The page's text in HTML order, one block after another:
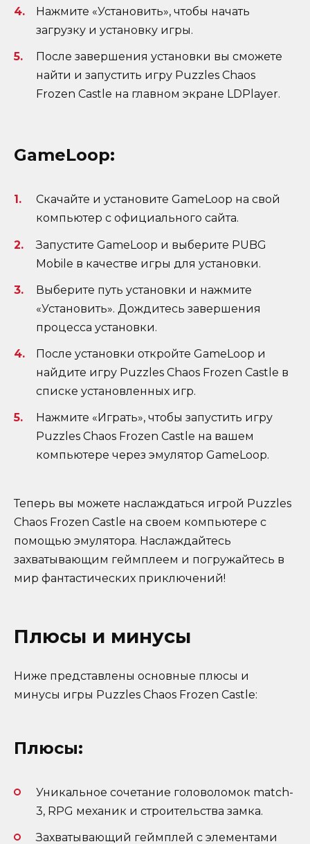
Нажмите «Установить», чтобы начать
загрузку и установку игры.
После завершения установки вы сможете
найти и запустить игру Puzzles Chaos
Frozen Castle на главном экране LDPlayer.
GameLoop:
Скачайте и установите GameLoop на свой
компьютер с официального сайта.
Запустите GameLoop и выберите PUBG
Mobile в качестве игры для установки.
Выберите путь установки и нажмите
«Установить». Дождитесь завершения
процесса установки.
После установки откройте GameLoop и
найдите игру Puzzles Chaos Frozen Castle в
списке установленных игр.
Нажмите «Играть», чтобы запустить игру
Puzzles Chaos Frozen Castle на вашем
компьютере через эмулятор GameLoop.
Теперь вы можете наслаждаться игрой Puzzles
Chaos Frozen Castle на своем компьютере с
помощью эмулятора. Наслаждайтесь
захватывающим геймплеем и погружайтесь в
мир фантастических приключений!
Плюсы и минусы
Ниже представлены основные плюсы и
минусы игры Puzzles Chaos Frozen Castle:
Плюсы:
Уникальное сочетание головоломок match-
3, RPG механик и строительства замка.
Захватывающий геймплей с элементами